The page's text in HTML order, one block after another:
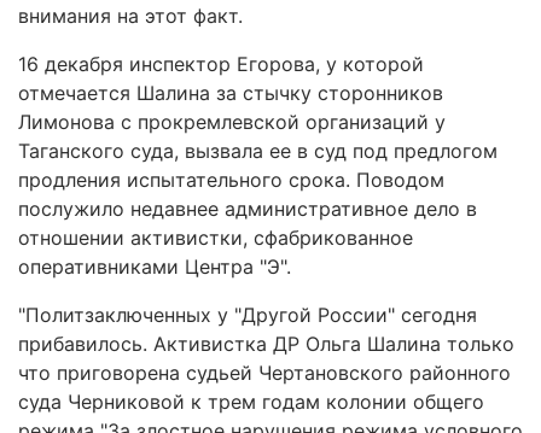
внимания на этот факт.
16 декабря инспектор Егорова, у которой
отмечается Шалина за стычку сторонников
Лимонова с прокремлевской организаций у
Таганского суда, вызвала ее в суд под предлогом
продления испытательного срока. Поводом
послужило недавнее административное дело в
отношении активистки, сфабрикованное
оперативниками Центра "Э".
"Политзаключенных у "Другой России" сегодня
прибавилось. Активистка ДР Ольга Шалина только
что приговорена судьей Чертановского районного
суда Черниковой к трем годам колонии общего